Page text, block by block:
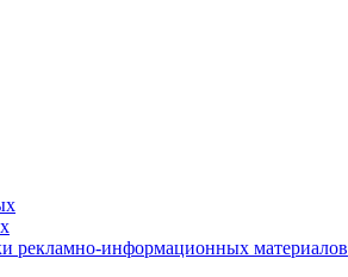
рекламно-информационных материалов